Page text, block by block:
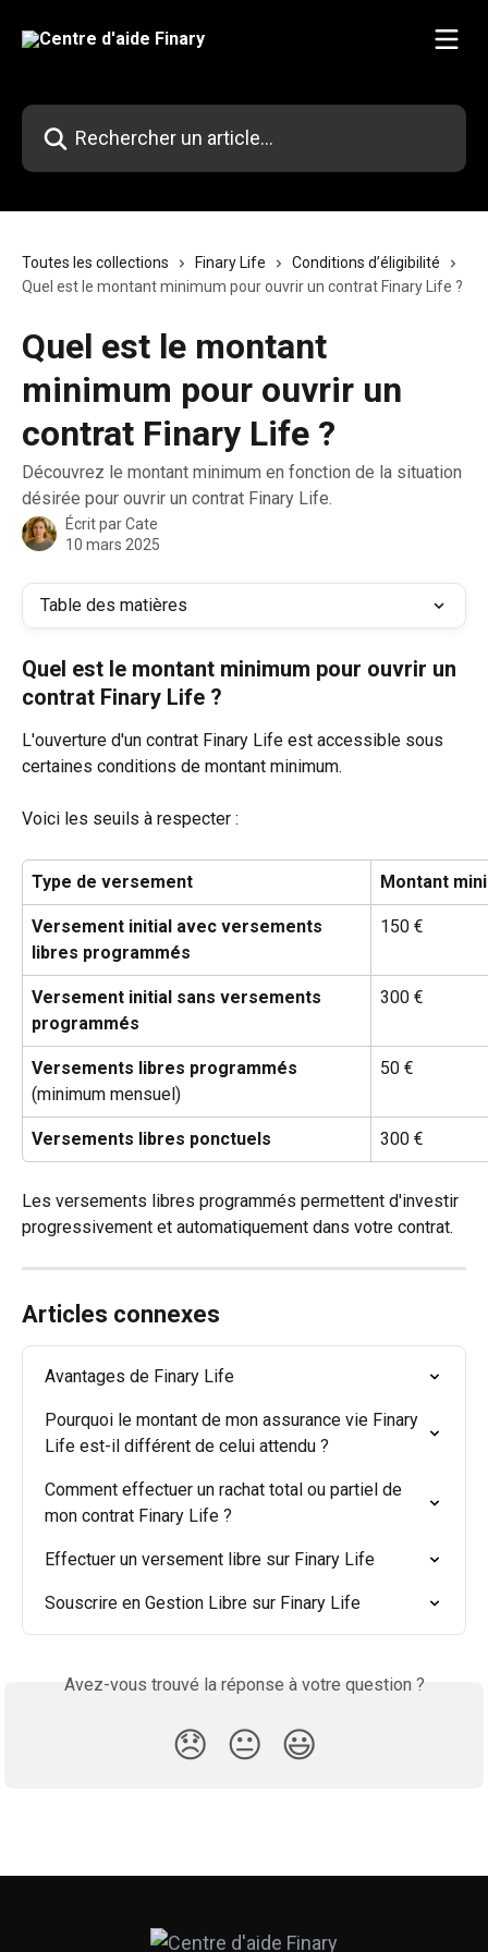
Rechercher un article...
Toutes les collections Finary Life
Conditions d’éligibilité
Quel est le montant minimum pour ouvrir un contrat Finary Life ?
Quel est le montant
minimum pour ouvrir un
contrat Finary Life ?
Découvrez le montant minimum en fonction de la situation
désirée pour ouvrir un contrat Finary Life.
Écrit parCate
10 mars 2025
Table des matières
Quel est le montant minimum pour ouvrir un
contrat Finary Life ?
L'ouverture d'un contrat Finary Life est accessible sous
certaines conditions de montant minimum.
Voici les seuils à respecter :
Type de versement Montant
Versement initial avec versements
libres programmés
150 €
Versement initial sans versements
programmés
300 €
Versements libres programmés
(minimum mensuel)
50 €
Versements libres ponctuels 300 €
Les versements libres programmés permettent d'investir
progressivement et automatiquement dans votre contrat.
Articles connexes
Avantages de Finary Life
Pourquoi le montant de mon assurance vie Finary
Life est-il différent de celui attendu ?
Comment effectuer un rachat total ou partiel de
mon contrat Finary Life ?
Effectuer un versement libre sur Finary Life
Souscrire en Gestion Libre sur Finary Life
Avez-vous trouvé la réponse à votre question ?
😞 😐 😃